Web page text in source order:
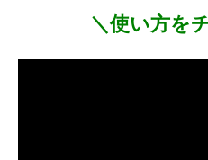
＼使い方を